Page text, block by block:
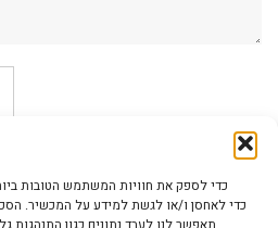
כדי לספק את חוויות המשתמש הטובות